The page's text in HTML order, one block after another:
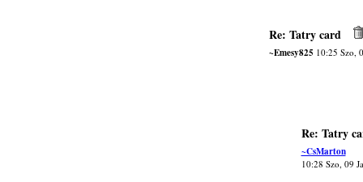
Re: Tatry card
~Emesy825 10:25 Szo,
Re: Tatry
~CsMarton
10:28 Szo, 09